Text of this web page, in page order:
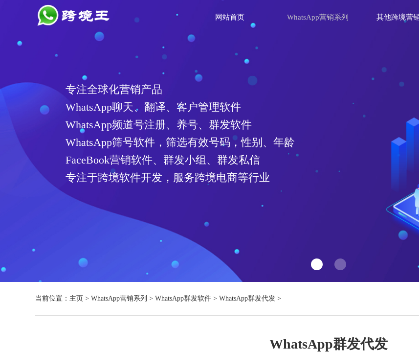
网站首页 WhatsApp营销系列 其他跨境营
专注全球化营销产品
WhatsApp聊天、翻译、客户管理软件
WhatsApp频道号注册、养号、群发软件
WhatsApp筛号软件，筛选有效号码，性别、年龄
FaceBook营销软件、群发小组、群发私信
专注于跨境软件开发，服务跨境电商等行业
当前位置： 主页 > WhatsApp营销系列 > WhatsApp群发软件 > WhatsApp群发代发 >
WhatsApp群发代发